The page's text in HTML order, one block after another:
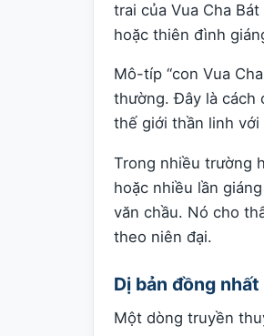
trai của Vua Cha
hoặc thiên đình
Mô-típ “con Vua
thường. Đây là cách
thế giới thần linh
Trong nhiều trường
hoặc nhiều lần
văn chầu. Nó cho
theo niên đại.
Dị bản đồng
Một dòng truyền